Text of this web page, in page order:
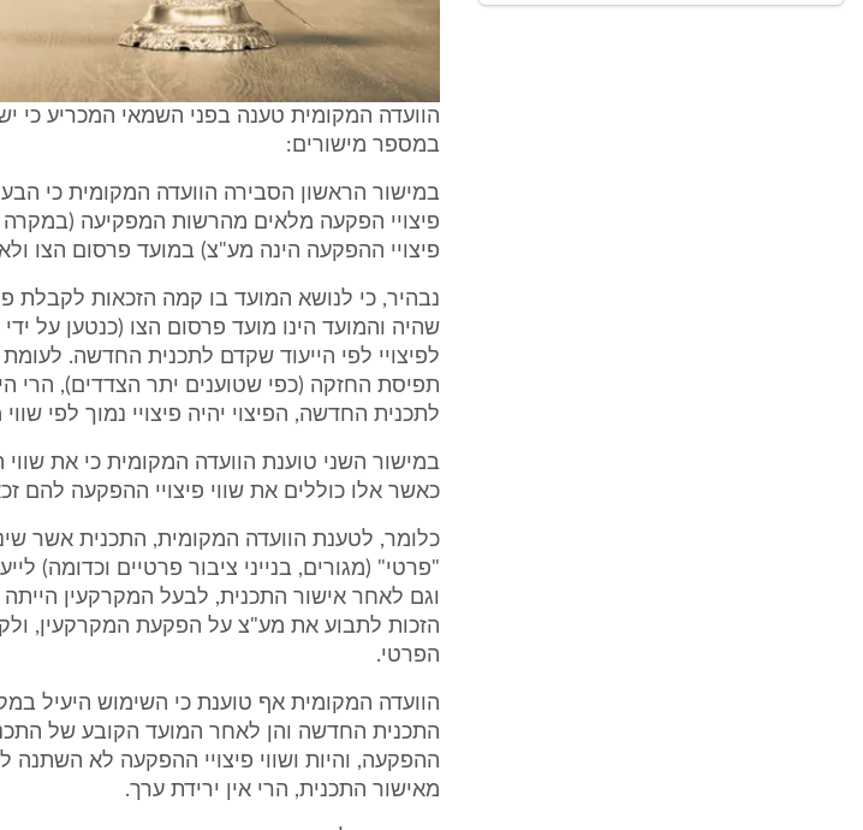
הוועדה המקומית טענה בפני השמאי המכריע כי
במספר מישורים:
במישור הראשון הסבירה הוועדה המקומית כי
פיצויי הפקעה מלאים מהרשות המפקיעה (במקרה
פיצויי ההפקעה הינה מע"צ) במועד פרסום הצו
נבהיר, כי לנושא המועד בו קמה הזכאות לקבלת
שהיה והמועד הינו מועד פרסום הצו (כנטען על
לפיצויי לפי הייעוד שקדם לתכנית החדשה. לעומת
תפיסת החזקה (כפי שטוענים יתר הצדדים), הרי
לתכנית החדשה, הפיצוי יהיה פיצויי נמוך לפי
במישור השני טוענת הוועדה המקומית כי את
כאשר אלו כוללים את שווי פיצויי ההפקעה להם
כלומר, לטענת הוועדה המקומית, התכנית אשר
"פרטי" (מגורים, בנייני ציבור פרטיים וכדומה)
וגם לאחר אישור התכנית, לבעל המקרקעין
הזכות לתבוע את מע"צ על הפקעת המקרקעין,
הפרטי.
הוועדה המקומית אף טוענת כי השימוש היעיל
התכנית החדשה והן לאחר המועד הקובע של
ההפקעה, והיות ושווי פיצויי ההפקעה לא
מאישור התכנית, הרי אין ירידת ערך.